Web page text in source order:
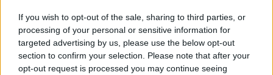
If you wish to opt-out of the sale, sharing to third parties, or
processing of your personal or sensitive information for
targeted advertising by us, please use the below opt-out
section to confirm your selection. Please note that after your
opt-out request is processed you may continue seeing
επιχειρούν μόνο επίγειες δυνάμεις
Διατάχθηκε ΕΔΕ για τους αστυνομικούς που
εμπλέκονται στην υπόθεση της 75χρονης στα Χανιά
πριν 22 λεπτά